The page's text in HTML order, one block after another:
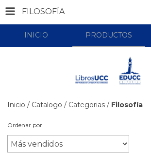
FILOSOFÍA
INICIO PRODUCTOS
Inicio / Catalogo / Categorias / Filosofía
Ordenar por